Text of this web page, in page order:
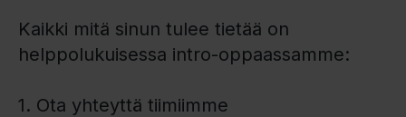
Kaikki mitä sinun tulee tietää on
helppolukuisessa intro-oppaassamme:
1. Ota yhteyttä tiimiimme